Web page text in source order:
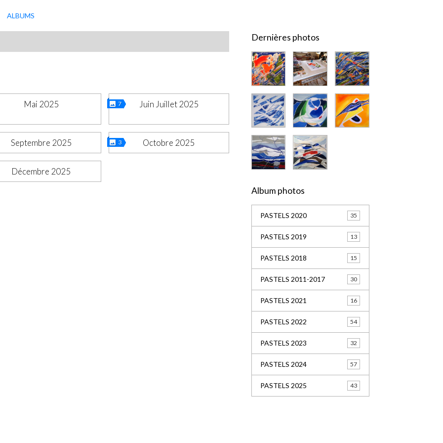
ALBUMS
Mai 2025 7 Juin Juillet 2025
Septembre 2025 3 Octobre 2025
Décembre 2025
Dernières photos
Album photos
PASTELS 2020 35
PASTELS 2019 13
PASTELS 2018 15
PASTELS 2011-2017 30
PASTELS 2021 16
PASTELS 2022 54
PASTELS 2023 32
PASTELS 2024 57
PASTELS 2025 43